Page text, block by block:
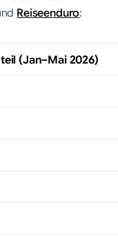
Reiseenduro:
(Jan–Mai 2026)